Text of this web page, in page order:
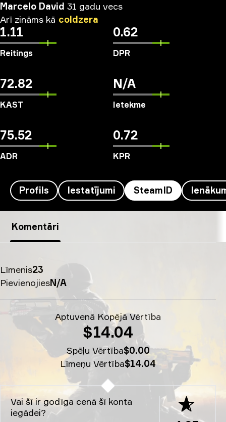
Marcelo David 31 gadu vecs
Arī zināms kā coldzera
1.11
Reitings
0.62
DPR
72.82
KAST
N/A
Ietekme
75.52
ADR
0.72
KPR
Profils Iestatījumi SteamID
Komentāri
Līmenis23
PievienojiesN/A
Aptuvenā Kopējā Vērtība
$14.04
Spēļu Vērtība$0.00
Līmeņu Vērtība$14.04
Vai šī ir godīga cenā šī konta
iegādei?